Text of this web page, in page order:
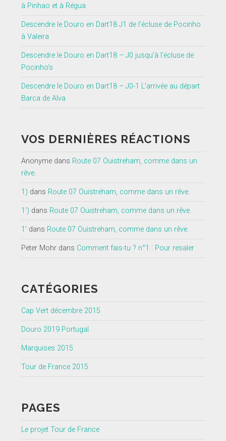
à Pinhao et à Régua
Descendre le Douro en Dart18 J1 de l’écluse de Pocinho
à Valeira
Descendre le Douro en Dart18 – J0 jusqu’à l’écluse de
Pocinho’s
Descendre le Douro en Dart18 – J0-1 L’arrivée au départ
Barca de Alva
VOS DERNIÈRES RÉACTIONS
Anonymedans Route 07 Ouistreham, comme dans un
rêve.
1) dans Route 07 Ouistreham, comme dans un rêve.
1') dans Route 07 Ouistreham, comme dans un rêve.
1' dans Route 07 Ouistreham, comme dans un rêve.
Peter Mohrdans Comment fais-tu ? n°1 : Pour resaler
CATÉGORIES
Cap Vert décembre 2015
Douro 2019 Portugal
Marquises 2015
Tour de France 2015
PAGES
Le projet Tour de France